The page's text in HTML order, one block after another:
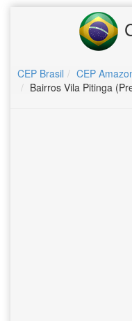
CEP Brasil
CEP
Bairros Vila Pitinga